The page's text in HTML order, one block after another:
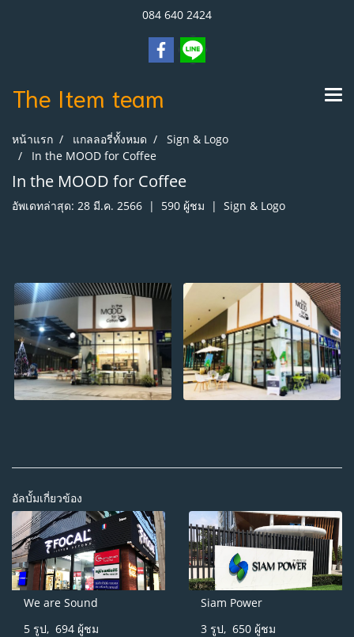
084 640 2424
The Item team
หน้าแรก แกลลอรี่ทั้งหมด
Sign & Logo
In the MOOD for Coffee
In the MOOD for Coffee
อัพเดทล่าสุด: 28 มี.ค. 2566 | 590 ผู้ชม | Sign & Logo
อัลบั้มเกี่ยวข้อง
We are Sound
5 รูป, 694 ผู้ชม
Siam Power
3 รูป, 650 ผู้ชม